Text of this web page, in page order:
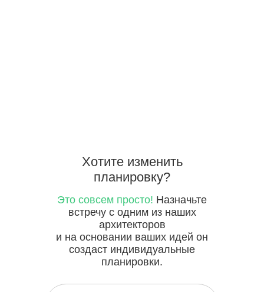
Хотите изменить
планировку?
Это совсем просто! Назначьте
встречу с одним из наших
архитекторов
и на основании ваших идей он
создаст индивидуальные
планировки.